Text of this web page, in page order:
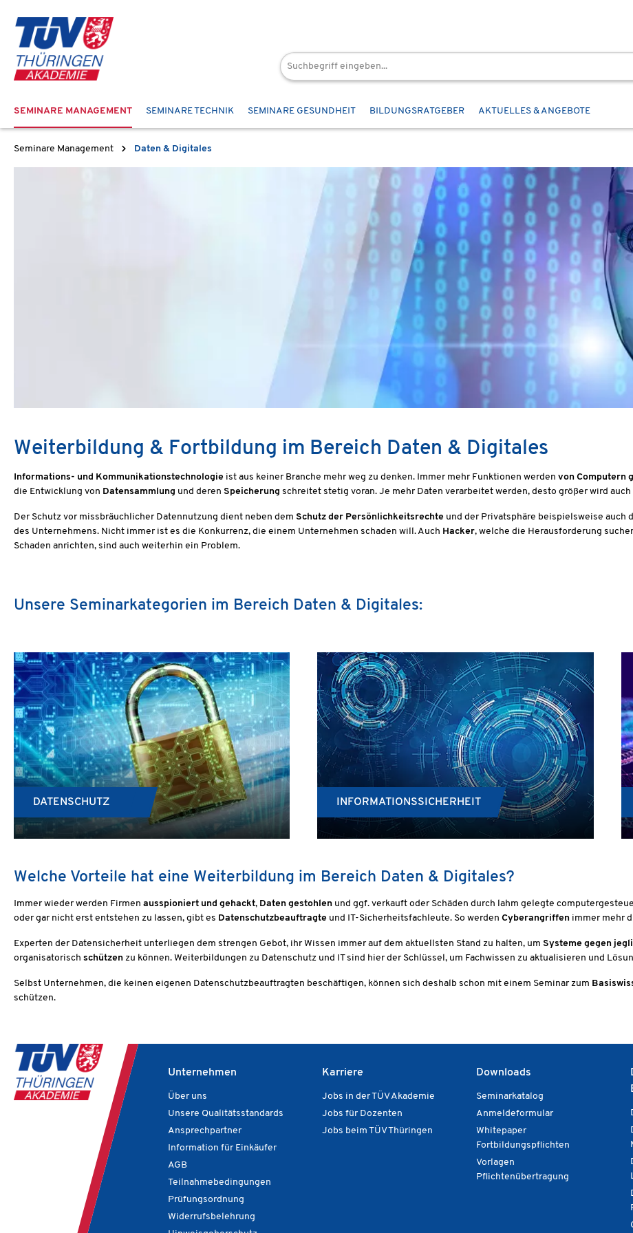
Hauptinhalt springen
Zur Suche springen
Zur Hauptnavigation springen
SEMINARE MANAGEMENT SEMINARE TECHNIK SEMINARE GESUNDHEIT BILDUNGSRATGEBER AKTUELLES & ANGEBOTE
Seminare Management Daten & Digitales
Weiterbildung & Fortbildung im Bereich Daten & Digitales
Informations- und Kommunikationstechnologie ist aus keiner Branche mehr weg zu denken. Immer mehr Funktionen werden von Computern
die Entwicklung von Datensammlung und deren Speicherung schreitet stetig voran. Je mehr Daten verarbeitet werden, desto größer wird auch
Der Schutz vor missbräuchlicher Datennutzung dient neben dem Schutz der Persönlichkeitsrechte und der Privatsphäre beispielsweise auch
des Unternehmens. Nicht immer ist es die Konkurrenz, die einem Unternehmen schaden will. Auch Hacker, welche die Herausforderung
Schaden anrichten, sind auch weiterhin ein Problem.
Unsere Seminarkategorien im Bereich Daten & Digitales:
DATENSCHUTZ INFORMATIONSSICHERHEIT
Welche Vorteile hat eine Weiterbildung im Bereich Daten & Digitales?
Immer wieder werden Firmen ausspioniert und gehackt, Daten gestohlen und ggf. verkauft oder Schäden durch lahm gelegte
oder gar nicht erst entstehen zu lassen, gibt es Datenschutzbeauftragte und IT-Sicherheitsfachleute. So werden Cyberangriffen immer mehr
Experten der Datensicherheit unterliegen dem strengen Gebot, ihr Wissen immer auf dem aktuellsten Stand zu halten, um Systeme gegen
organisatorisch schützen zu können. Weiterbildungen zu Datenschutz und IT sind hier der Schlüssel, um Fachwissen zu aktualisieren und
Selbst Unternehmen, die keinen eigenen Datenschutzbeauftragten beschäftigen, können sich deshalb schon mit einem Seminar zum
schützen.
Unternehmen
Über uns
Unsere Qualitätsstandards
Ansprechpartner
Information für Einkäufer
AGB
Teilnahmebedingungen
Prüfungsordnung
Widerrufsbelehrung
Karriere
Jobs in der TÜV Akademie
Jobs für Dozenten
Jobs beim TÜV Thüringen
Downloads
Seminarkatalog
Anmeldeformular
Whitepaper
Fortbildungspflichten
Vorlagen
Pflichtenübertragung